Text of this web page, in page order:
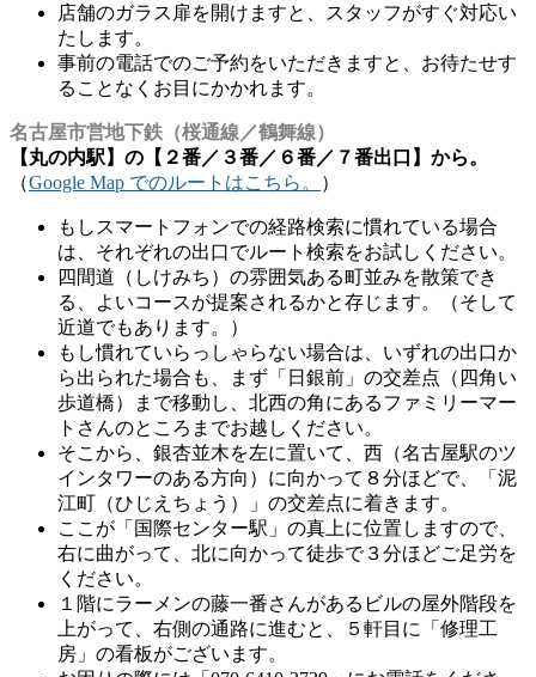
店舗のガラス扉を開けますと、スタッフがすぐ対応い
たします。
事前の電話でのご予約をいただきますと、お待たせす
ることなくお目にかかれます。
名古屋市営地下鉄（桜通線／鶴舞線）
【丸の内駅】の【２番／３番／６番／７番出口】から。
（Google Map でのルートはこちら。 ）
もしスマートフォンでの経路検索に慣れている場合
は、それぞれの出口でルート検索をお試しください。
四間道（しけみち）の雰囲気ある町並みを散策でき
る、よいコースが提案されるかと存じます。（そして
近道でもあります。）
もし慣れていらっしゃらない場合は、いずれの出口か
ら出られた場合も、まず「日銀前」の交差点（四角い
歩道橋）まで移動し、北西の角にあるファミリーマー
トさんのところまでお越しください。
そこから、銀杏並木を左に置いて、西（名古屋駅のツ
インタワーのある方向）に向かって８分ほどで、「泥
江町（ひじえちょう）」の交差点に着きます。
ここが「国際センター駅」の真上に位置しますので、
右に曲がって、北に向かって徒歩で３分ほどご足労を
ください。
１階にラーメンの藤一番さんがあるビルの屋外階段を
上がって、右側の通路に進むと、５軒目に「修理工
房」の看板がございます。